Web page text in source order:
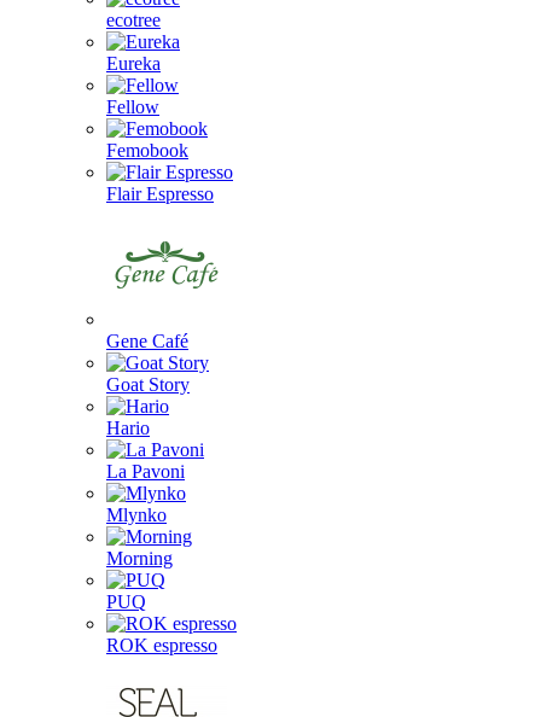
ecotree
Eureka
Fellow
Femobook
Flair Espresso
Gene Café
Goat Story
Hario
La Pavoni
Mlynko
Morning
PUQ
ROK espresso